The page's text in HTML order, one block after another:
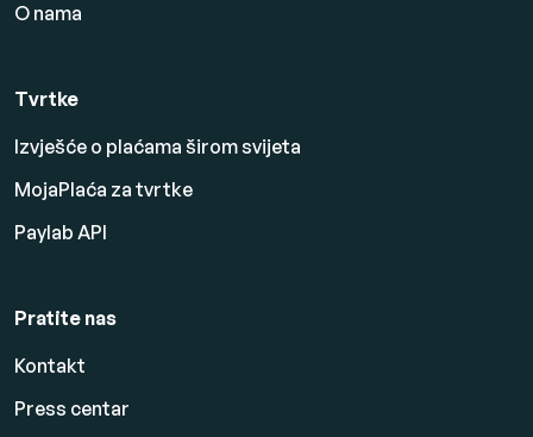
O nama
Tvrtke
Izvješće o plaćama širom svijeta
MojaPlaća za tvrtke
Paylab API
Pratite nas
Kontakt
Press centar